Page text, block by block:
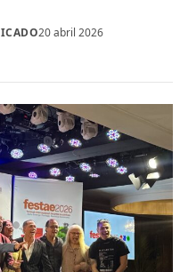
20 abril 2026